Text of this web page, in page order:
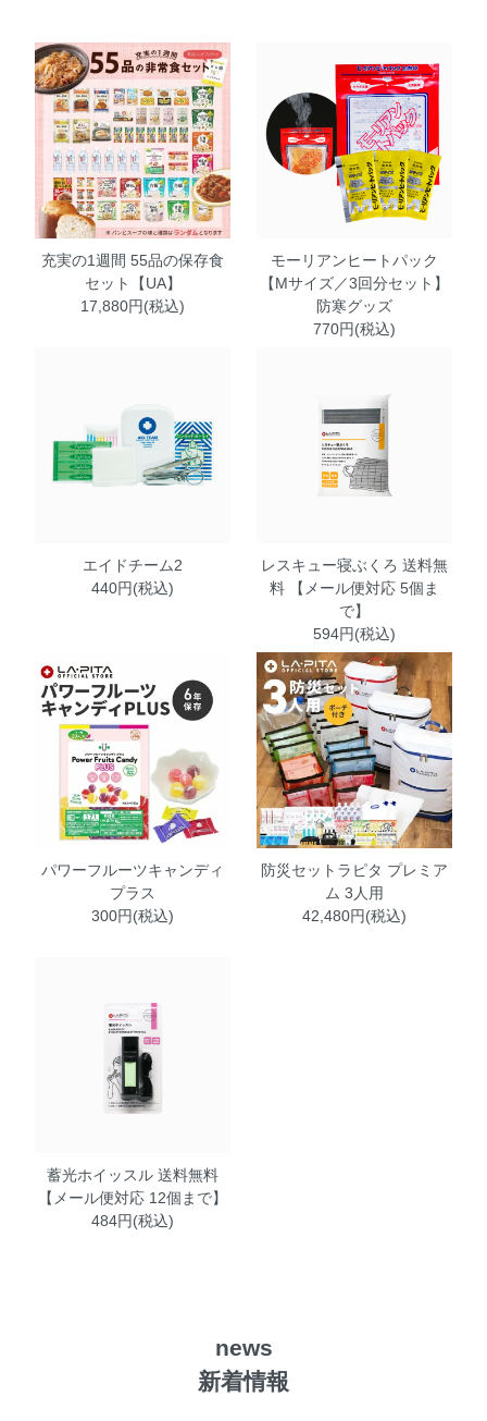
充実の1週間 55品の保存食
セット【UA】
17,880円(税込)
モーリアンヒートパック
【Mサイズ／3回分セット】
防寒グッズ
770円(税込)
エイドチーム2
440円(税込)
レスキュー寝ぶくろ 送料無
料 【メール便対応 5個ま
で】
594円(税込)
パワーフルーツキャンディ
プラス
300円(税込)
防災セットラピタ プレミア
ム 3人用
42,480円(税込)
蓄光ホイッスル 送料無料
【メール便対応 12個まで】
484円(税込)
news
新着情報